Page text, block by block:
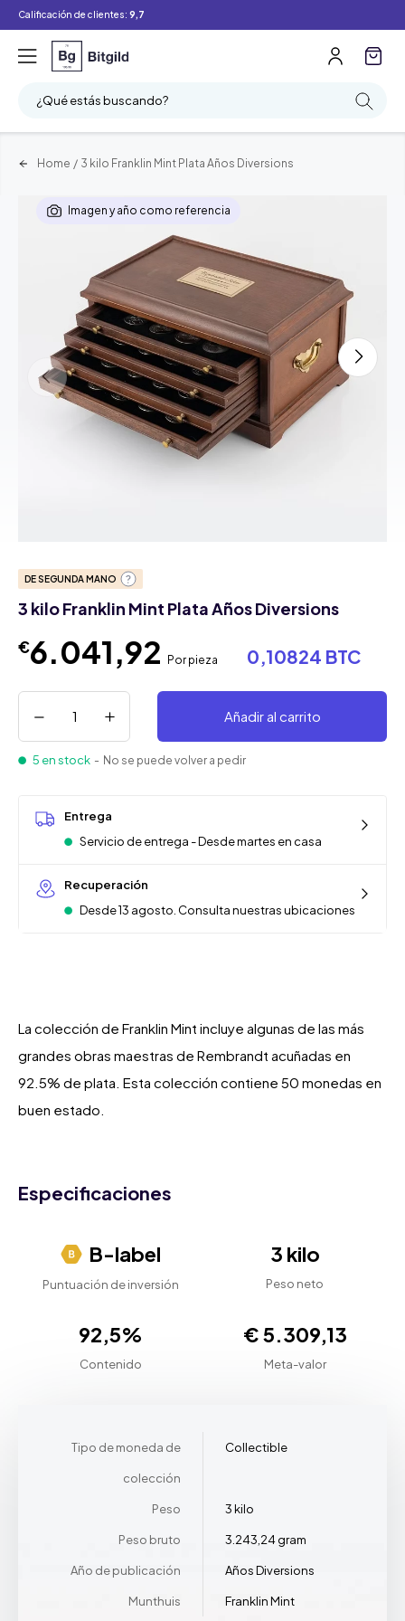
Calificación de clientes: 9,7
¿Qué estás buscando?
Home / 3 kilo Franklin Mint Plata Años Diversions
Imagen y año como referencia
DE SEGUNDA MANO
3 kilo Franklin Mint Plata Años Diversions
€6.041,92 Por pieza 0,10824 BTC
Añadir al carrito
5 en stock - No se puede volver a pedir
Entrega
Servicio de entrega - Desde martes en casa
Recuperación
Desde 13 agosto. Consulta nuestras ubicaciones
La colección de Franklin Mint incluye algunas de las más
grandes obras maestras de Rembrandt acuñadas en
92.5% de plata. Esta colección contiene 50 monedas en
buen estado.
Especificaciones
B-label
Puntuación de inversión
3 kilo
Peso neto
92,5%
Contenido
€ 5.309,13
Meta-valor
Tipo de moneda de
colección
Collectible
Peso 3 kilo
Peso bruto 3.243,24 gram
Año de publicación Años Diversions
Munthuis Franklin Mint